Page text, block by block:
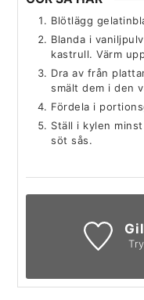
Blötlägg
Blanda i
kastrull. Värm
Dra av från
smält dem i den
Fördela i
Ställ i kylen
söt sås.